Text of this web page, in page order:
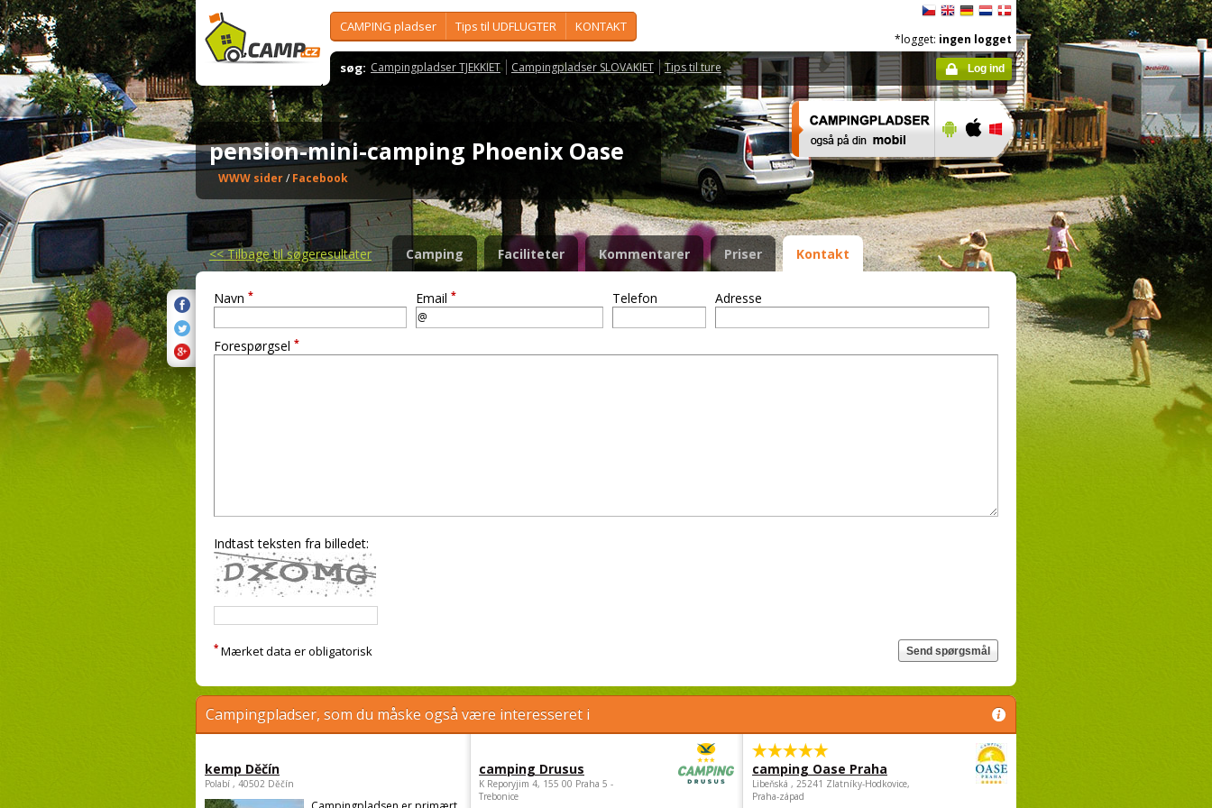
CAMPING pladser Tips til UDFLUGTER KONTAKT
søg: Campingpladser TJEKKIET Campingpladser SLOVAKIET Tips til ture
*logget: ingen logget
Log ind
pension-mini-camping Phoenix Oase
WWW sider/Facebook
<<Tilbage til søgeresultater Camping Faciliteter Kommentarer Priser Kontakt
Navn * Email * Telefon Adresse
Forespørgsel *
Indtast teksten fra billedet:
* Mærket data er obligatorisk
Campingpladser, som du måske også være interesseret i
kemp Děčín
Polabí , 40502 Děčín
camping Drusus
K Reporyjim 4, 155 00 Praha 5 -
Trebonice
camping Oase Praha
Libeňská , 25241 Zlatníky-Hodkovice,
Praha-západ